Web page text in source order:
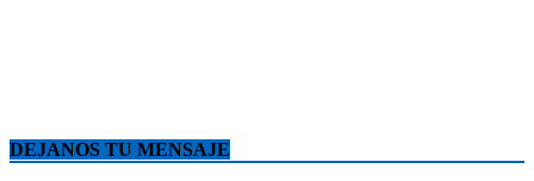
DEJANOS TU MENSAJE